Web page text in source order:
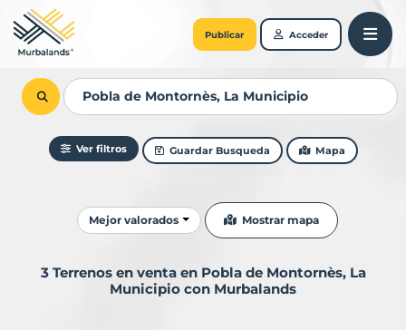
Publicar Acceder
Ver filtros Guardar Busqueda Mapa
Ordenar resultados
Mejor valorados Mostrar mapa
3 Terrenos en venta en Pobla de Montornès, La
Municipio con Murbalands